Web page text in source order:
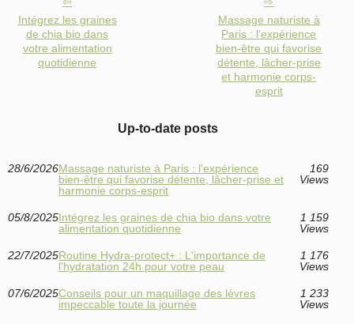
Intégrez les graines
de chia bio dans
votre alimentation
quotidienne
Massage naturiste à
Paris : l’expérience
bien-être qui favorise
détente, lâcher-prise
et harmonie corps-
esprit
Up-to-date posts
28/6/2026Massage naturiste à Paris : l’expérience
bien-être qui favorise détente, lâcher-prise et
harmonie corps-esprit
169
Views
05/8/2025Intégrez les graines de chia bio dans votre
alimentation quotidienne
1 159
Views
22/7/2025Routine Hydra-protect+ : L'importance de
l'hydratation 24h pour votre peau
1 176
Views
07/6/2025Conseils pour un maquillage des lèvres
impeccable toute la journée
1 233
Views